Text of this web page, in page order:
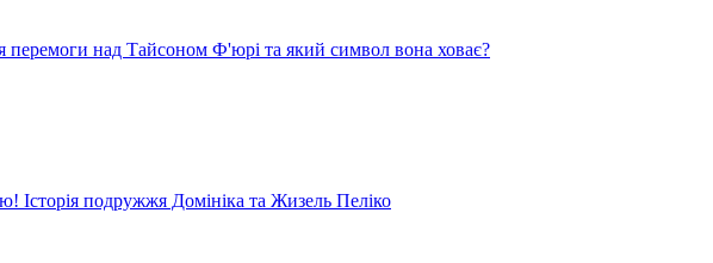
над Тайсоном Ф'юрі та який символ вона ховає?
подружжя Домініка та Жизель Пеліко